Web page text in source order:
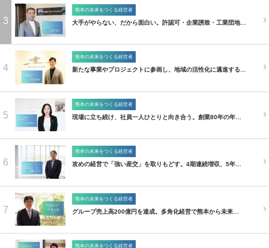
3
熊本の未来をつくる経営者
大手がやらない、だから面白い。許認可・企業誘致・工業団地…
4
熊本の未来をつくる経営者
新たな事業やプロジェクトに参画し、地域の活性化に邁進する…
5
熊本の未来をつくる経営者
現場に立ち続け、社員一人ひとりと向き合う。創業80年の年…
6
熊本の未来をつくる経営者
攻めの経営で「強い産交」を取りもどす。4期連続増収、5年…
7
熊本の未来をつくる経営者
グループ売上高200億円を達成。多角化経営で熊本から未来…
熊本の未来をつくる経営者